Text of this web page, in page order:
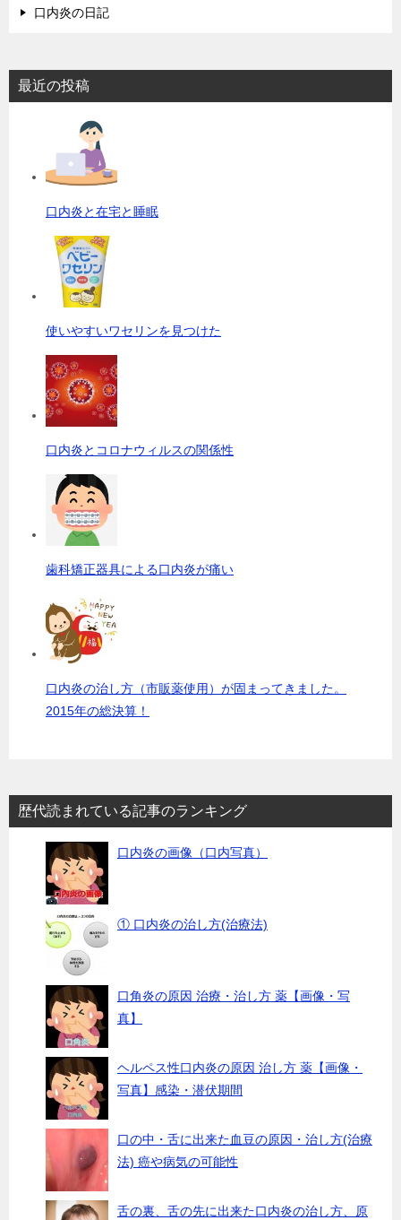
口内炎の日記
最近の投稿
口内炎と在宅と睡眠
使いやすいワセリンを見つけた
口内炎とコロナウィルスの関係性
歯科矯正器具による口内炎が痛い
口内炎の治し方（市販薬使用）が固まってきました。
2015年の総決算！
歴代読まれている記事のランキング
口内炎の画像（口内写真）
① 口内炎の治し方(治療法)
口角炎の原因 治療・治し方 薬【画像・写
真】
ヘルペス性口内炎の原因 治し方 薬【画像・
写真】感染・潜伏期間
口の中・舌に出来た血豆の原因・治し方(治療
法) 癌や病気の可能性
舌の裏、舌の先に出来た口内炎の治し方、原